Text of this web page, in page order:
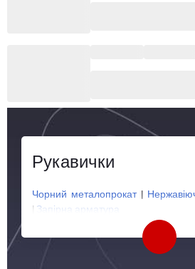
Рукавички
Чорний металопрокат|
| Запірна арматура